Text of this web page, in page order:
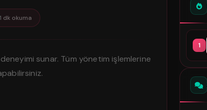
1 dk okuma
sunar. Tüm yönetim işlemlerine
1